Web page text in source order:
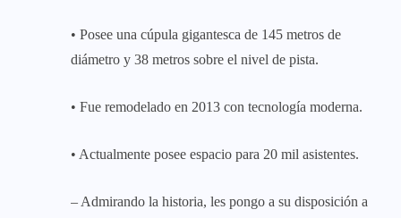
• Posee una cúpula gigantesca de 145 metros de
diámetro y 38 metros sobre el nivel de pista.
• Fue remodelado en 2013 con tecnología moderna.
• Actualmente posee espacio para 20 mil asistentes.
– Admirando la historia, les pongo a su disposición a